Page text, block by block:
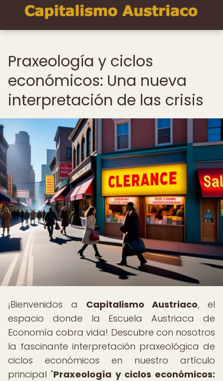
Praxeología y ciclos
económicos: Una nueva
interpretación de las crisis
¡Bienvenidos a Capitalismo Austriaco, el
espacio donde la Escuela Austriaca de
Economía cobra vida! Descubre con nosotros
la fascinante interpretación praxeológica de
ciclos económicos en nuestro artículo
principal "Praxeología y ciclos económicos: